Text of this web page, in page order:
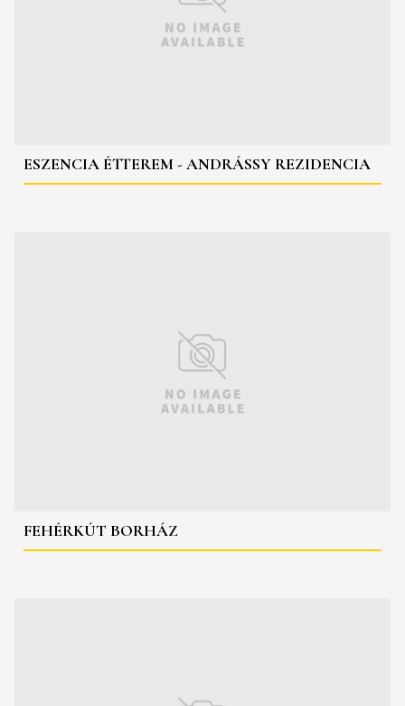
ESZENCIA ÉTTEREM - ANDRÁSSY REZIDENCIA
FEHÉRKÚT BORHÁZ